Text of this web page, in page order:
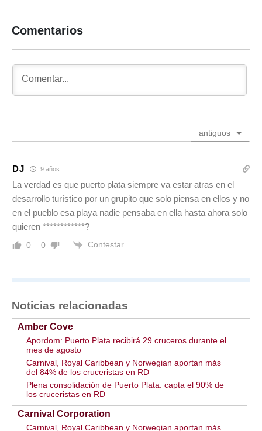
Comentarios
antiguos
DJ 9 años
La verdad es que puerto plata siempre va estar atras en el
desarrollo turístico por un grupito que solo piensa en ellos y no
en el pueblo esa playa nadie pensaba en ella hasta ahora solo
quieren ************?
0 0 Contestar
Noticias relacionadas
Amber Cove
Apordom: Puerto Plata recibirá 29 cruceros durante el
mes de agosto
Carnival, Royal Caribbean y Norwegian aportan más
del 84% de los cruceristas en RD
Plena consolidación de Puerto Plata: capta el 90% de
los cruceristas en RD
Carnival Corporation
Carnival, Royal Caribbean y Norwegian aportan más